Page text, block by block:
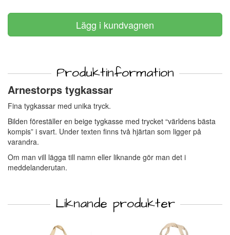
Produktinformation
Arnestorps tygkassar
Fina tygkassar med unika tryck.
Bilden föreställer en beige tygkasse med trycket “världens bästa
kompis” i svart. Under texten finns två hjärtan som ligger på
varandra.
Om man vill lägga till namn eller liknande gör man det i
meddelanderutan.
Liknande produkter